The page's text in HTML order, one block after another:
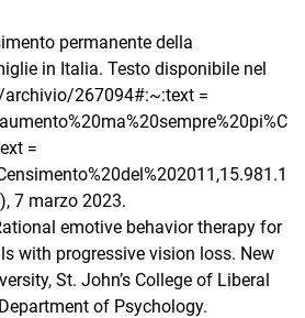
permanente della
in Italia. Testo disponibile nel
267094#:~:text =
=
7 marzo 2023.
emotive behavior therapy for
with progressive vision loss. New
St. John’s College of Liberal
of Psychology.